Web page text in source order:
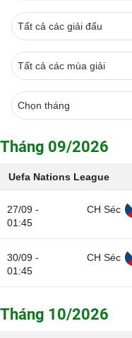
Tháng 09/2026
Uefa Nations League
27/09 -
01:45
CH Séc
30/09 -
01:45
CH Séc
Tháng 10/2026